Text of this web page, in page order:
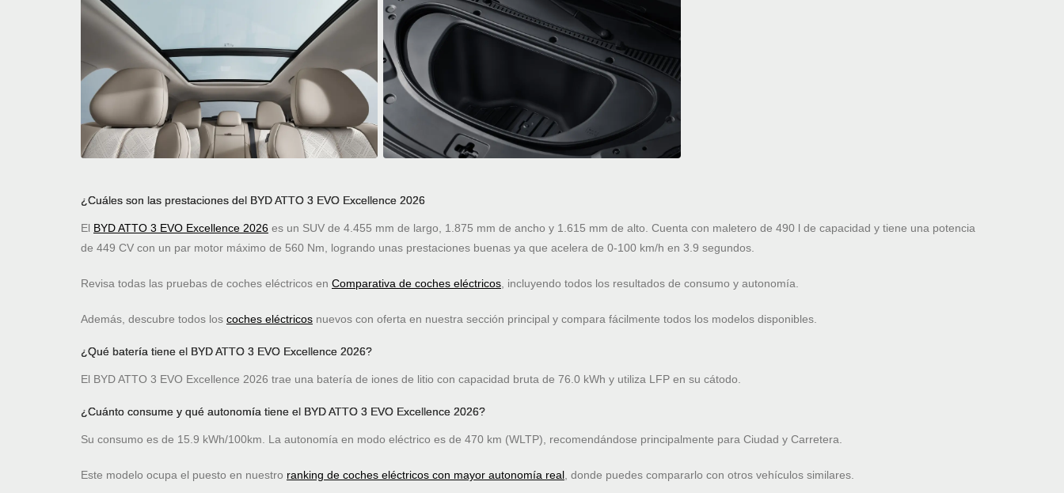
¿Cuáles son las prestaciones del BYD ATTO 3 EVO Excellence 2026
El BYD ATTO 3 EVO Excellence 2026 es un SUV de 4.455 mm de largo, 1.875 mm de ancho y 1.615 mm de alto. Cuenta con maletero de 490 l de capacidad y tiene una potencia
de 449 CV con un par motor máximo de 560 Nm, logrando unas prestaciones buenas ya que acelera de 0-100 km/h en 3.9 segundos.
Revisa todas las pruebas de coches eléctricos en Comparativa de coches eléctricos , incluyendo todos los resultados de consumo y autonomía.
Además, descubre todos los coches eléctricos nuevos con oferta en nuestra sección principal y compara fácilmente todos los modelos disponibles.
¿Qué batería tiene el BYD ATTO 3 EVO Excellence 2026?
El BYD ATTO 3 EVO Excellence 2026 trae una batería de iones de litio con capacidad bruta de 76.0 kWh y utiliza LFP en su cátodo.
¿Cuánto consume y qué autonomía tiene el BYD ATTO 3 EVO Excellence 2026?
Su consumo es de 15.9 kWh/100km. La autonomía en modo eléctrico es de 470 km (WLTP), recomendándose principalmente para Ciudad y Carretera.
Este modelo ocupa el puesto en nuestro ranking de coches eléctricos con mayor autonomía real , donde puedes compararlo con otros vehículos similares.